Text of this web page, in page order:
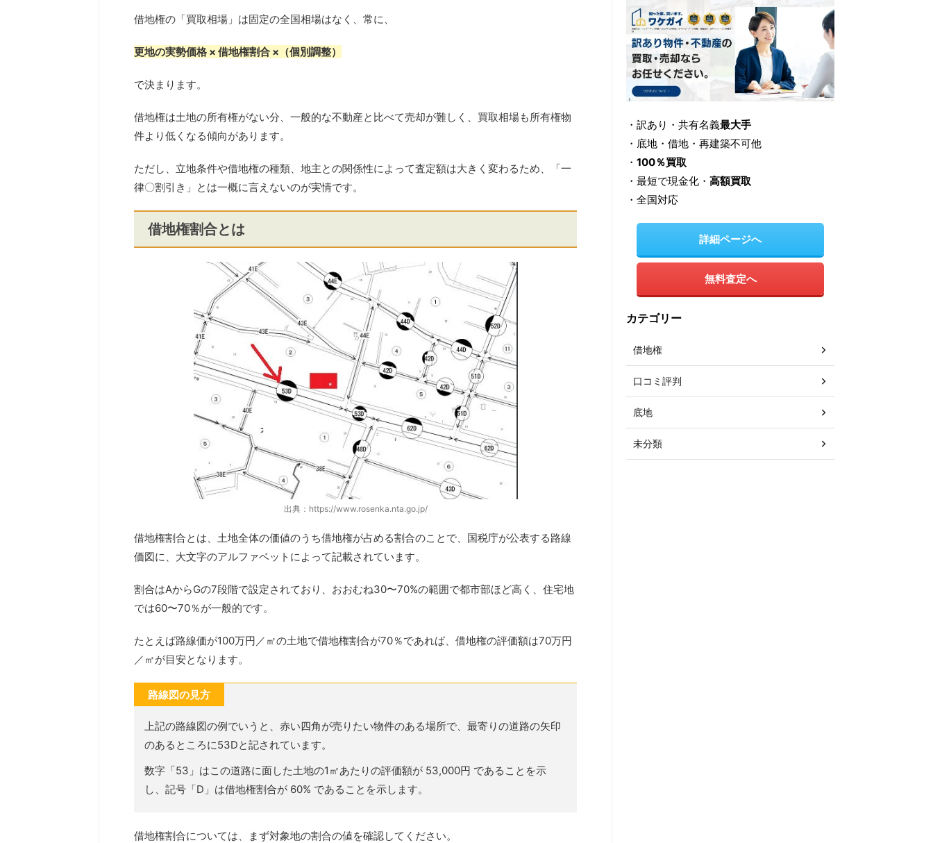
借地権の「買取相場」は固定の全国相場はなく、常に、
更地の実勢価格 × 借地権割合 ×（個別調整）
で決まります。
借地権は土地の所有権がない分、一般的な不動産と比べて売却が難しく、買取相場も所有権物
件より低くなる傾向があります。
ただし、立地条件や借地権の種類、地主との関係性によって査定額は大きく変わるため、「一
律〇割引き」とは一概に言えないのが実情です。
借地権割合とは
出典：https://www.rosenka.nta.go.jp/
借地権割合とは、土地全体の価値のうち借地権が占める割合のことで、国税庁が公表する路線
価図に、大文字のアルファベットによって記載されています。
割合はAからGの7段階で設定されており、おおむね30〜70%の範囲で都市部ほど高く、住宅地
では60〜70％が一般的です。
たとえば路線価が100万円／㎡の土地で借地権割合が70％であれば、借地権の評価額は70万円
／㎡が目安となります。
路線図の見方
上記の路線図の例でいうと、赤い四角が売りたい物件のある場所で、最寄りの道路の矢印
のあるところに53Dと記されています。
数字「53」はこの道路に面した土地の1㎡あたりの評価額が 53,000円 であることを示
し、記号「D」は借地権割合が 60% であることを示します。
借地権割合については、まず対象地の割合の値を確認してください。
・訳あり・共有名義最大手
・底地・借地・再建築不可他
・ 100％買取
・最短で現金化・ 高額買取
・全国対応
詳細ページへ
無料査定へ
カテゴリー
借地権
口コミ評判
底地
未分類